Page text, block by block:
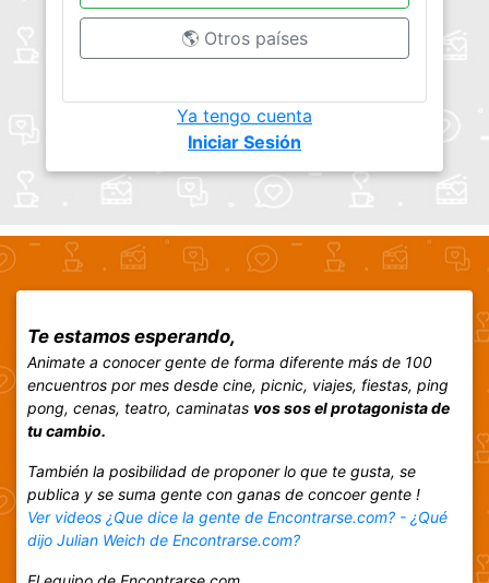
🌎 Otros países
Ya tengo cuenta
Iniciar Sesión
Te estamos esperando,
Animate a conocer gente de forma diferente más de 100
encuentros por mes desde cine, picnic, viajes, fiestas, ping
pong, cenas, teatro, caminatas vos sos el protagonista de
tu cambio.
También la posibilidad de proponer lo que te gusta, se
publica y se suma gente con ganas de concoer gente !
Ver videos ¿Que dice la gente de Encontrarse.com? - ¿Qué
dijo Julian Weich de Encontrarse.com?